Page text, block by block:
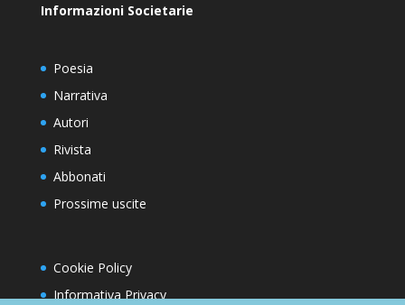
Informazioni Societarie
Poesia
Narrativa
Autori
Rivista
Abbonati
Prossime uscite
Cookie Policy
Informativa Privacy